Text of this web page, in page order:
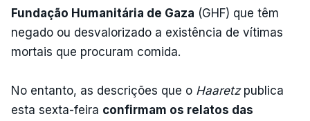
Fundação Humanitária de Gaza (GHF) que têm
negado ou desvalorizado a existência de vítimas
mortais que procuram comida.
No entanto, as descrições que o Haaretzpublica
esta sexta-feira confirmam os relatos das